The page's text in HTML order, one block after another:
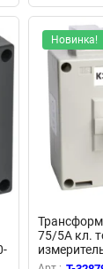
Новинка!
75/5А кл.
219664